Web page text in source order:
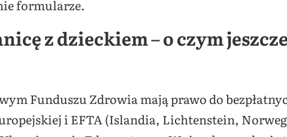
formularze.
z dzieckiem – o czym
Funduszu Zdrowia mają prawo do
i EFTA (Islandia, Lichtenstein,